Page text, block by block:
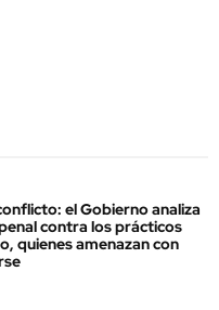
el Gobierno analiza
contra los prácticos
quienes amenazan con